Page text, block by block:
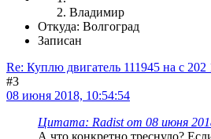
Владимир
Откуда: Волгоград
Записан
Re: Куплю двигатель 111945 на с 202
#3
08 июня 2018, 10:54:54
Цитата: Radist от 08 июня
А что конкретно треснуло?